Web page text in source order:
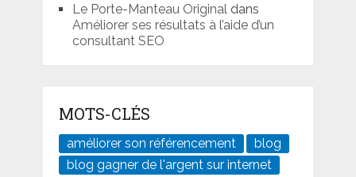
Le Porte-Manteau Original dans
Améliorer ses résultats à l’aide d’un
consultant SEO
MOTS-CLÉS
améliorer son référencement
blog
blog gagner de l'argent sur internet